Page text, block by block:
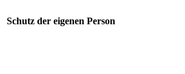
Schutz der eigenen Person